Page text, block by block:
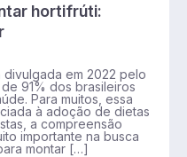
hortifrúti:
em 2022 pelo
91% dos brasileiros
Para muitos, essa
à adoção de dietas
a compreensão
importante na busca
montar […]